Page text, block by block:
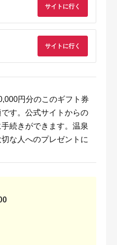
サイトに行く
サイトに行く
円分のこのギフト券
す。公式サイトからの
続きができます。温泉
な人へのプレゼントに